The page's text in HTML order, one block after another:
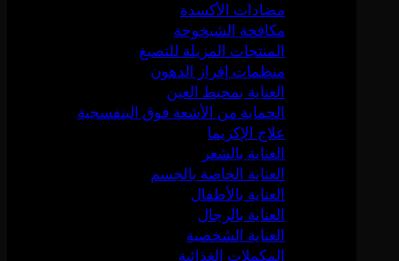
مضادات الأكسدة
مكافحة الشيخوخة
المنتجات المزيلة للتصبغ
منظمات إفراز الدهون
العناية بمحيط العين
الحماية من الأشعة فوق البنفسجية
علاج الإكزيما
العناية بالشعر
العناية الخاصة بالجسم
العناية بالأطفال
العناية بالرجال
العناية الشخصية
المكملات الغذائية